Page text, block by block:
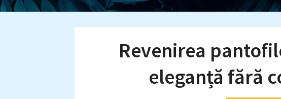
Revenirea
eleganță fără